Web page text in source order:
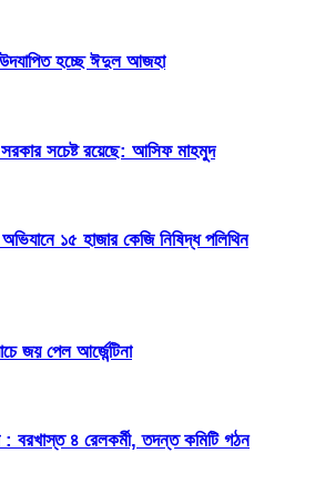
উদযাপিত হচ্ছে ঈদুল আজহা
সরকার সচেষ্ট রয়েছে: আসিফ মাহমুদ
অভিযানে ১৫ হাজার কেজি নিষিদ্ধ পলিথিন
জয় পেল আর্জেন্টিনা
: বরখাস্ত ৪ রেলকর্মী, তদন্ত কমিটি গঠন